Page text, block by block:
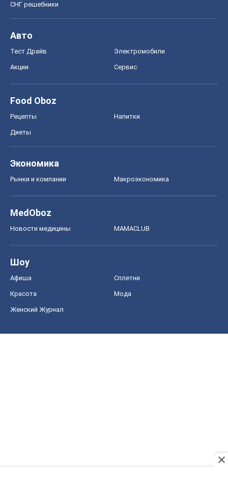
СНГ решебники
Авто
Тест Драйв Электромобили
Акции Сервис
Food Oboz
Рецепты Напитки
Диеты
Экономика
Рынки и компании Mакроэкономика
MedOboz
Новости медицины MAMACLUB
Шоу
Афиша Сплетни
Красота Мода
Женский Журнал